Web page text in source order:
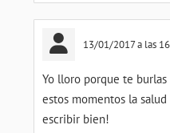
13/01/2017 a las
Yo lloro porque te
estos momentos la
escribir bien!